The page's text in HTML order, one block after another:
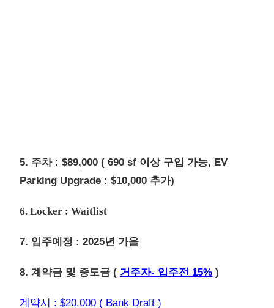
5. 주차 : $89,000 ( 690 sf 이상 구입 가능, EV
Parking Upgrade : $10,000 추가)
6. Locker : Waitlist
7. 입주예정 : 2025년 가을
8. 계약금 및 중도금 ( 거주자- 입주전 15% )
계약시 : $20,000 ( Bank Draft )